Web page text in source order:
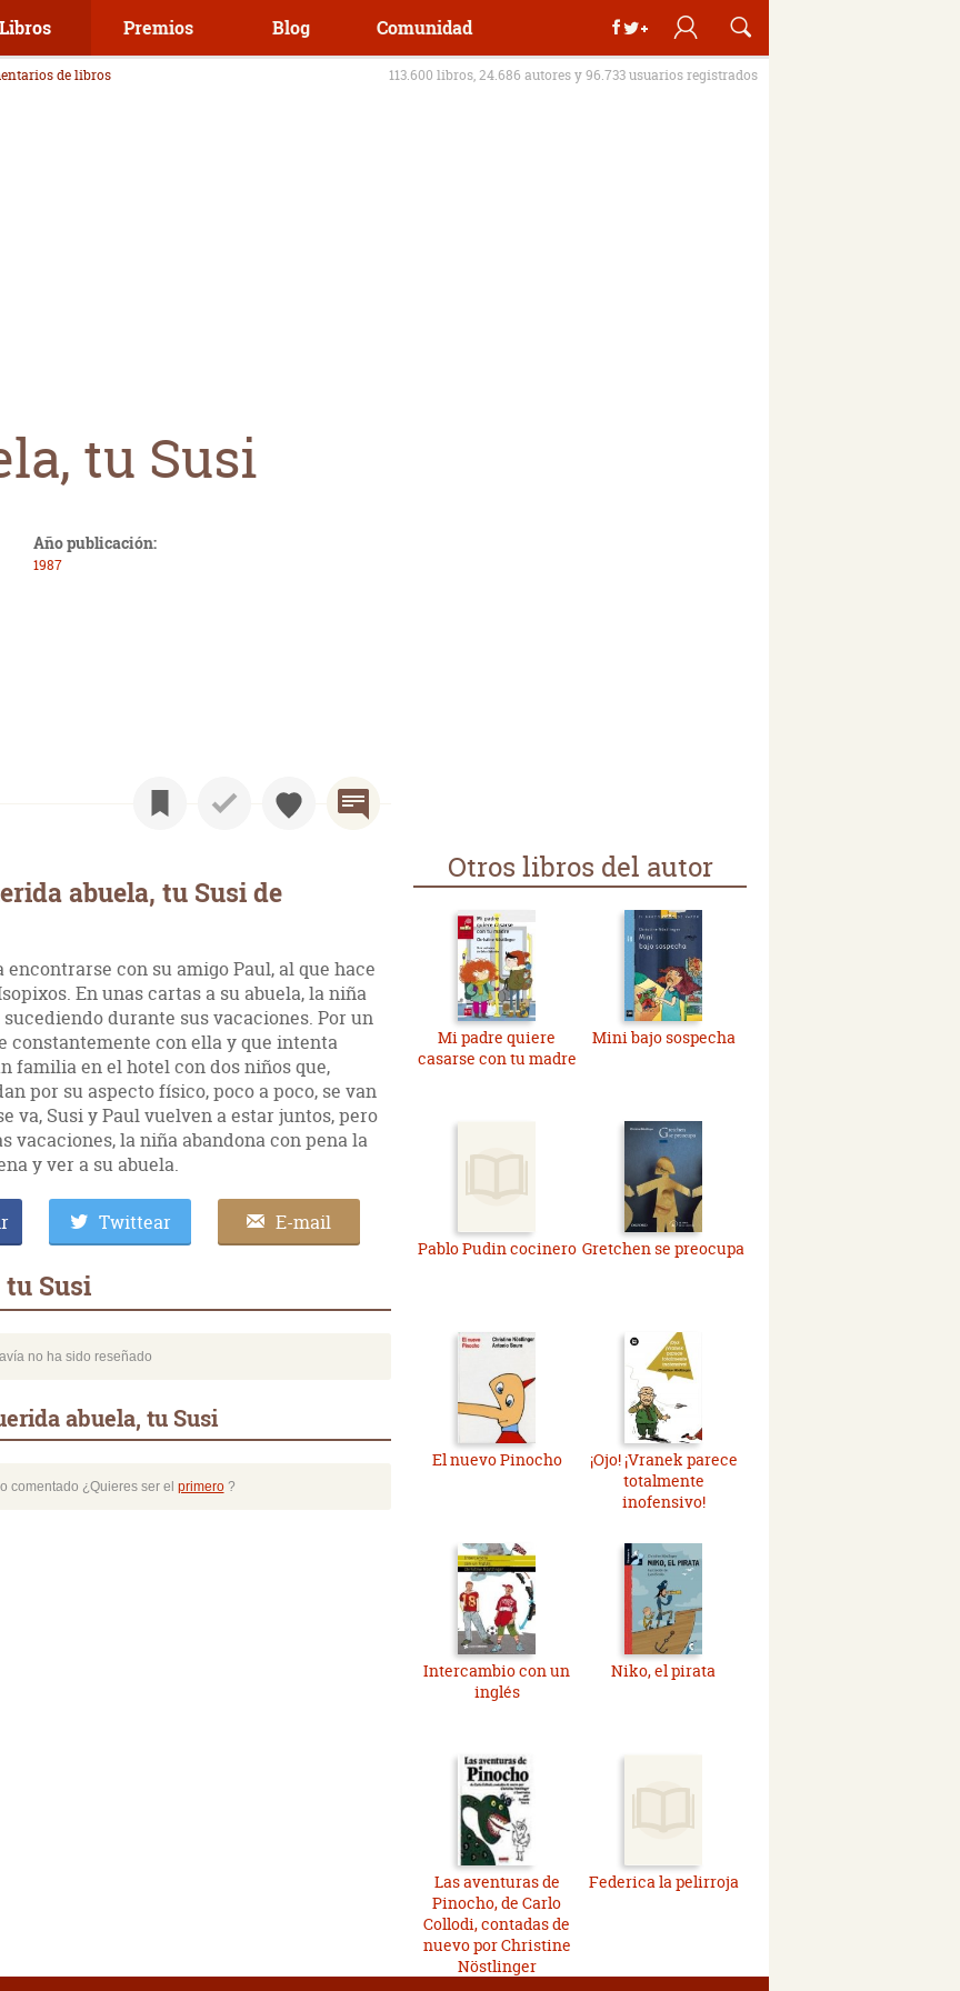
Libros Premios Blog Comunidad
de libros
113.600 libros, 24.686 autores y 96.733 usuarios registrados
tu Susi
Año publicación:
1987
abuela, tu Susi de
con su amigo Paul, al que hace
En unas cartas a su abuela, la niña
durante sus vacaciones. Por un
constantemente con ella y que intenta
familia en el hotel con dos niños que,
por su aspecto físico, poco a poco, se van
va, Susi y Paul vuelven a estar juntos, pero
vacaciones, la niña abandona con pena la
y ver a su abuela.
Twittear E-mail
tu Susi
no ha sido reseñado
abuela, tu Susi
comentado ¿Quieres ser el primero?
Otros libros del autor
Mi padre quiere
casarse con tu madre
Mini bajo sospecha
Pablo Pudin cocinero Gretchen se preocupa
El nuevo Pinocho
¡Ojo! ¡Vranek parece
totalmente
inofensivo!
Intercambio con un
inglés
Niko, el pirata
Las aventuras de
Pinocho, de Carlo
Collodi, contadas de
nuevo por Christine
Nöstlinger
Federica la pelirroja